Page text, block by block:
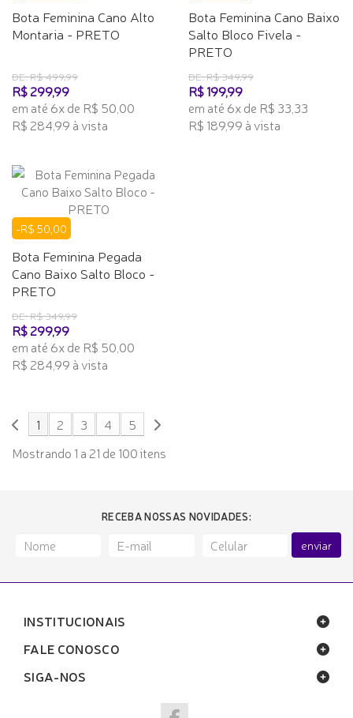
Bota Feminina Cano Alto
Montaria - PRETO
DE: R$ 499,99
R$ 299,99
em até 6x de R$ 50,00
R$ 284,99 à vista
Bota Feminina Cano Baixo
Salto Bloco Fivela -
PRETO
DE: R$ 349,99
R$ 199,99
em até 6x de R$ 33,33
R$ 189,99 à vista
-R$ 50,00
Bota Feminina Pegada
Cano Baixo Salto Bloco -
PRETO
DE: R$ 349,99
R$ 299,99
em até 6x de R$ 50,00
R$ 284,99 à vista
1 2 3 4
5
Mostrando 1 a 21 de 100 itens
RECEBA NOSSAS NOVIDADES:
enviar
INSTITUCIONAIS
FALE CONOSCO
SIGA-NOS